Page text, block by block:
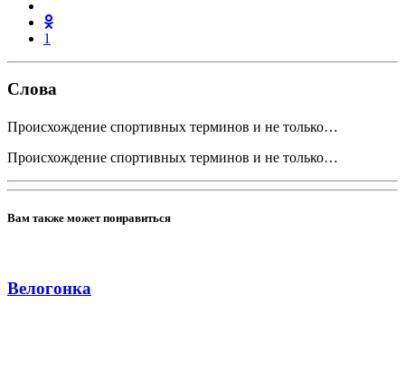
1
Слова
Происхождение спортивных терминов и не только…
Происхождение спортивных терминов и не только…
Вам также может понравиться
Велогонка